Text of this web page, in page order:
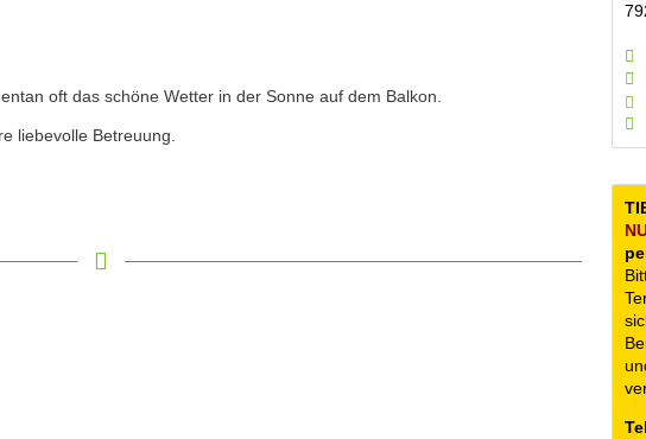
oft das schöne Wetter in der Sonne auf dem Balkon.
liebevolle Betreuung.